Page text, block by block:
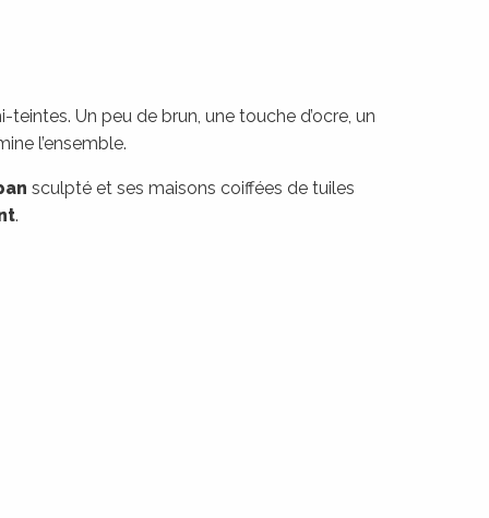
Un peu de brun, une touche d’ocre, un
l’ensemble.
sculpté et ses maisons coiffées de tuiles
.